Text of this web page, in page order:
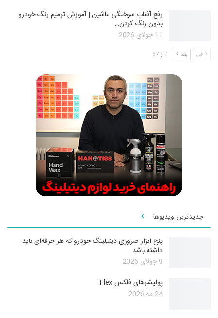
رفع آفتاب سوختگی ماشین | آموزش ترمیم رنگ خودرو
بدون رنگ کردن…
11 جولای 2026
قبل بعد 1 از 87
جدیدترین ویدیوها
پنج ابزار ضروری دیتیلینگ خودرو که هر حرفه‌ای باید
داشته باشد
9 جولای 2026
پولیشرهای فلکس Flex
24 مه 2026